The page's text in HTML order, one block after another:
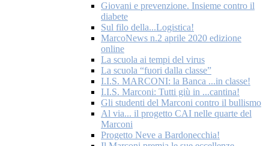
Giovani e prevenzione. Insieme contro il
diabete
Sul filo della...Logistica!
MarcoNews n.2 aprile 2020 edizione
online
La scuola ai tempi del virus
La scuola “fuori dalla classe”
I.I.S. MARCONI: la Banca ...in classe!
I.I.S. Marconi: Tutti giù in ...cantina!
Gli studenti del Marconi contro il bullismo
Al via... il progetto CAI nelle quarte del
Marconi
Progetto Neve a Bardonecchia!